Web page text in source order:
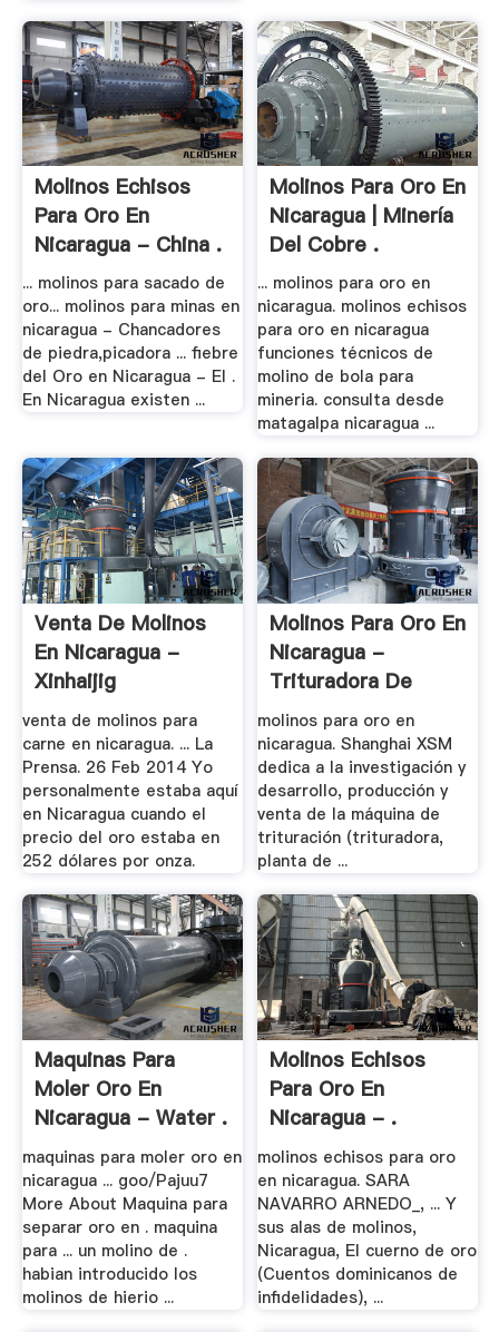
Molinos Echisos
Para Oro En
Nicaragua - China .
... molinos para sacado de
oro... molinos para minas en
nicaragua - Chancadores
de piedra,picadora ... fiebre
del Oro en Nicaragua - El .
En Nicaragua existen ...
Molinos Para Oro En
Nicaragua | Minería
Del Cobre .
... molinos para oro en
nicaragua. molinos echisos
para oro en nicaragua
funciones técnicos de
molino de bola para
mineria. consulta desde
matagalpa nicaragua ...
Venta De Molinos
En Nicaragua -
Xinhaijig
venta de molinos para
carne en nicaragua. ... La
Prensa. 26 Feb 2014 Yo
personalmente estaba aquí
en Nicaragua cuando el
precio del oro estaba en
252 dólares por onza.
Molinos Para Oro En
Nicaragua -
Trituradora De
Cono
molinos para oro en
nicaragua. Shanghai XSM
dedica a la investigación y
desarrollo, producción y
venta de la máquina de
trituración (trituradora,
planta de ...
Maquinas Para
Moler Oro En
Nicaragua - Water .
maquinas para moler oro en
nicaragua ... goo/Pajuu7
More About Maquina para
separar oro en . maquina
para ... un molino de .
habian introducido los
molinos de hierio ...
Molinos Echisos
Para Oro En
Nicaragua - .
molinos echisos para oro
en nicaragua. SARA
NAVARRO ARNEDO_, ... Y
sus alas de molinos,
Nicaragua, El cuerno de oro
(Cuentos dominicanos de
infidelidades), ...